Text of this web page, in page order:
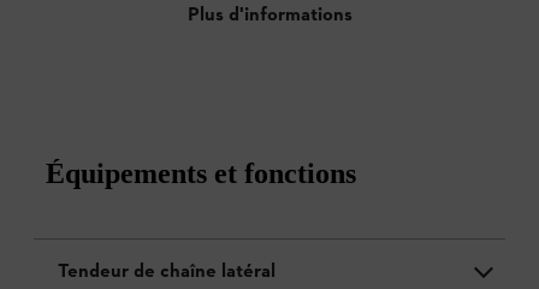
Plus d'informations
Équipements et fonctions
Tendeur de chaîne latéral